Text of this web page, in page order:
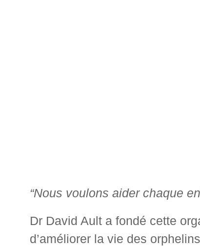
“Nous voulons aider chaque
Dr David Ault a fondé cette
d’améliorer la vie des